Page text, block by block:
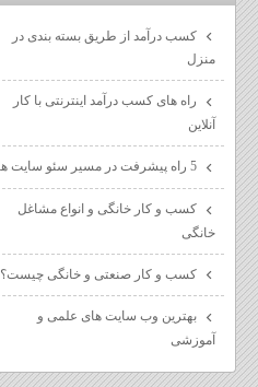
کسب درآمد از طریق بسته بندی در
منزل
راه های کسب درآمد اینترنتی با کار
آنلاین
5 راه پیشرفت در مسیر سئو سایت ها
کسب و کار خانگی و انواع مشاغل
خانگی
کسب و کار صنعتی و خانگی چیست؟
بهترین وب سایت های علمی و
آموزشی